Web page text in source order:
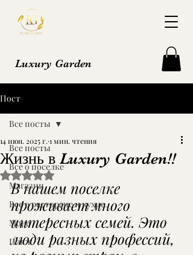
Luxury Garden
Пост
Все посты
Все о поселке
Магазин
Все о ресторане и кухне
Море
Пляж
Все посты
Жизнь в Luxury Garden!!
14 июн. 2025 г. 1 мин. чтения
Оценка: не число из 5 звезд.
В нашем поселке
проживает много
интересных семей. Это
люди разных профессий,